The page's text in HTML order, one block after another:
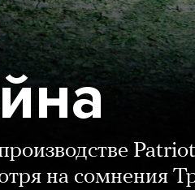
на сомнения